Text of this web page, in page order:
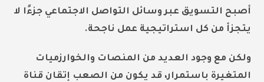
أصبح التسويق عبر وسائل التواصل الاجتماعي جزءًا لا
يتجزأ من كل استراتيجية عمل ناجحة.
ولكن مع وجود العديد من المنصات والخوارزميات
المتغيرة باستمرار، قد يكون من الصعب إتقان قناة